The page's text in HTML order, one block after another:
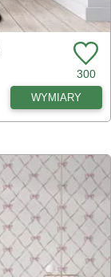
300
WYMIARY